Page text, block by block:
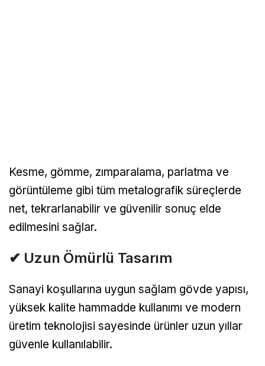
Kesme, gömme, zımparalama, parlatma ve
görüntüleme gibi tüm metalografik süreçlerde
net, tekrarlanabilir ve güvenilir sonuç elde
edilmesini sağlar.
✔ Uzun Ömürlü Tasarım
Sanayi koşullarına uygun sağlam gövde yapısı,
yüksek kalite hammadde kullanımı ve modern
üretim teknolojisi sayesinde ürünler uzun yıllar
güvenle kullanılabilir.